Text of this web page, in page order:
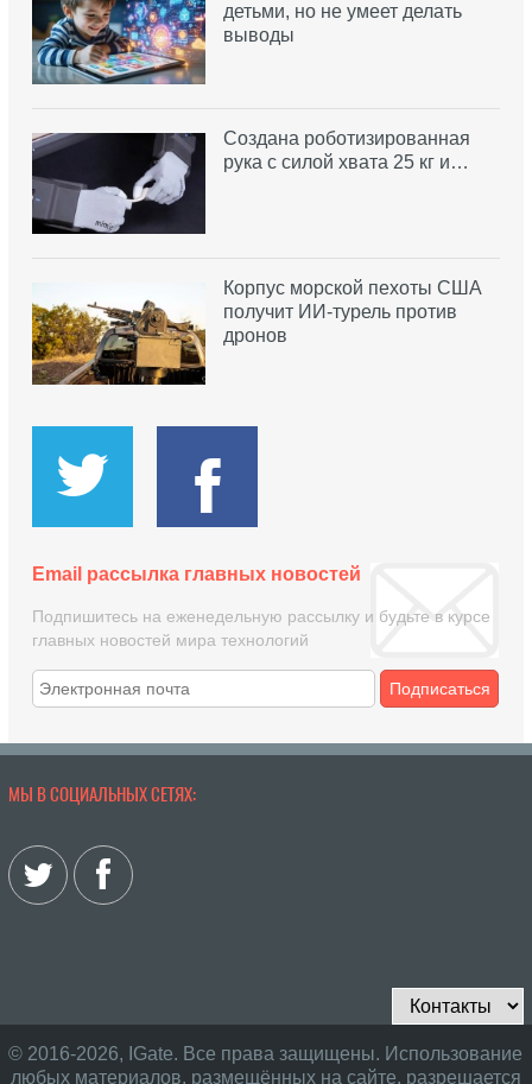
детьми, но не умеет делать
выводы
Создана роботизированная
рука с силой хвата 25 кг и…
Корпус морской пехоты США
получит ИИ-турель против
дронов
Email рассылка главных новостей
Подпишитесь на еженедельную рассылку и будьте в курсе
главных новостей мира технологий
Подписаться
МЫ В СОЦИАЛЬНЫХ СЕТЯХ:
© 2016-2026, IGate. Все права защищены. Использование
любых материалов, размещённых на сайте, разрешается